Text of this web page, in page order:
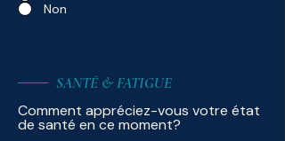
Non
SANTÉ & FATIGUE
Comment appréciez-vous votre état
de santé en ce moment?